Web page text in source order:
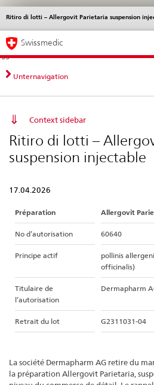
Navigazione
diretta:
novità,
aspetti
contatto
Novità &
norme
Ritiro di lotti – Allergovit Parietaria suspension
Service
Navigation
Swissmedic
Unternavigation
Context sidebar
Ritiro di lotti –
suspension injectable
17.04.2026
Préparation Allergovit
No d’autorisation 60640
Principe actif
pollinis
officinalis)
Titulaire de
l’autorisation
Dermapharm
Retrait du lot G2311031-04
La société Dermapharm AG retire du
la préparation Allergovit Parietaria,